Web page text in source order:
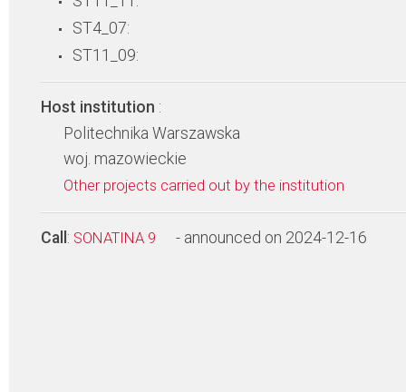
ST4_07:
ST11_09:
Host institution :
Politechnika Warszawska
woj. mazowieckie
Other projects carried out by the institution
Call : SONATINA 9 - announced on 2024-12-16